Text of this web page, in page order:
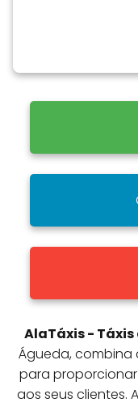
AlaTáxis -
Águeda, combina
para
aos seus clientes.